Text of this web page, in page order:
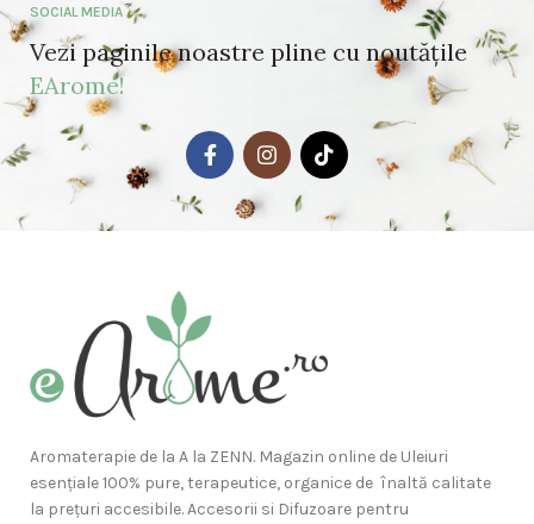
SOCIAL MEDIA
Vezi paginile noastre pline cu noutățile
EArome!
Aromaterapie de la A la ZENN. Magazin online de Uleiuri
esențiale 100% pure, terapeutice, organice de înaltă calitate
la prețuri accesibile. Accesorii si Difuzoare pentru